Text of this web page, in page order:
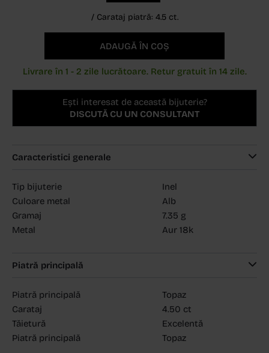
/ Carataj piatră: 4.5 ct.
ADAUGĂ ÎN COȘ
Livrare în 1 - 2 zile lucrătoare. Retur gratuit în 14 zile.
Ești interesat de această bijuterie?
DISCUTĂ CU UN CONSULTANT
Caracteristici generale
Tip bijuterie
Inel
Culoare metal
Alb
Gramaj
7.35 g
Metal
Aur 18k
Piatră principală
Piatră principală
Topaz
Carataj
4.50 ct
Tăietură
Excelentă
Piatră principală
Topaz